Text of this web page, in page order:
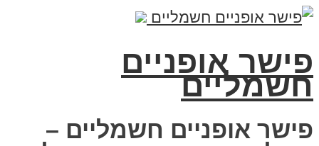
פישר אופניים
חשמליים
פישר אופניים חשמליים –